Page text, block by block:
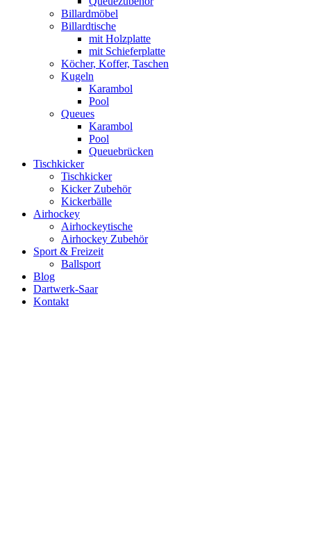
Billardmöbel
Billardtische
mit Holzplatte
mit Schieferplatte
Köcher, Koffer, Taschen
Kugeln
Karambol
Pool
Queues
Karambol
Pool
Queuebrücken
Tischkicker
Tischkicker
Kicker Zubehör
Kickerbälle
Airhockey
Airhockeytische
Airhockey Zubehör
Sport & Freizeit
Ballsport
Blog
Dartwerk-Saar
Kontakt